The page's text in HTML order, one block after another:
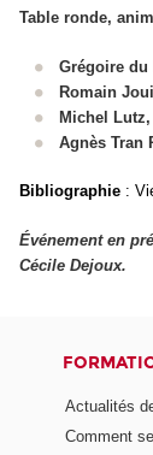
Table ronde,
Grégoire du
Romain
Michel Lutz,
Agnès Tran
Bibliographie :
Événement en
Cécile Dejoux.
Actualités
Comment